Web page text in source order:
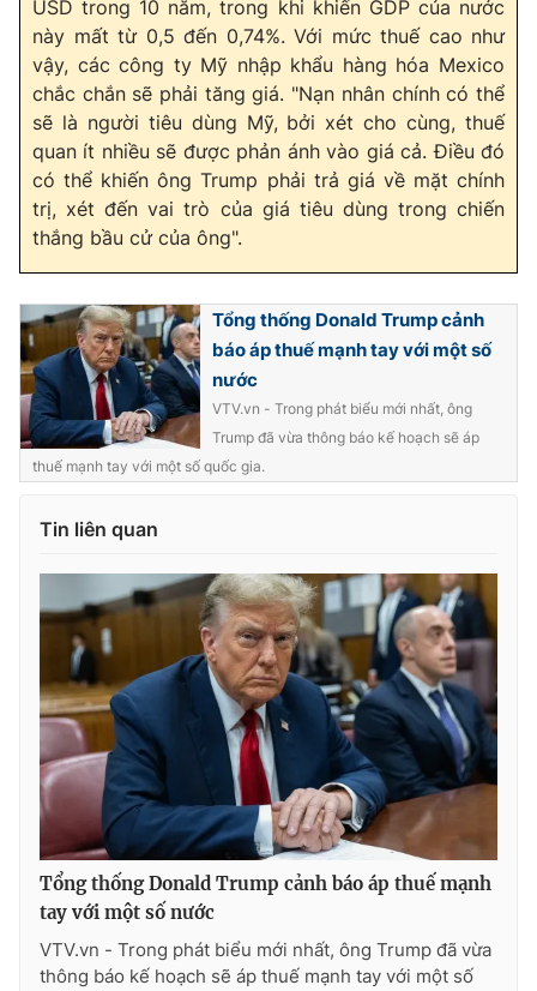
Ðiện thoại Thời báo VTV: 024.66 897 897
Email:
toasoan@vtv.vn
Liên hệ quảng cáo:
024-7300.7108
® Cấm sao chép dưới mọi hình thức nếu không có sự chấp
thuận bằng văn bản. Ghi rõ nguồn VTV.vn khi phát hành lại
thông tin từ website này.
USD trong 10 năm, trong khi khiến GDP của nước
này mất từ ​​0,5 đến 0,74%. Với mức thuế cao như
vậy, các công ty Mỹ nhập khẩu hàng hóa Mexico
chắc chắn sẽ phải tăng giá. "Nạn nhân chính có thể
sẽ là người tiêu dùng Mỹ, bởi xét cho cùng, thuế
quan ít nhiều sẽ được phản ánh vào giá cả. Điều đó
có thể khiến ông Trump phải trả giá về mặt chính
trị, xét đến vai trò của giá tiêu dùng trong chiến
thắng bầu cử của ông".
Tổng thống Donald Trump cảnh
báo áp thuế mạnh tay với một số
nước
VTV.vn - Trong phát biểu mới nhất, ông
Trump đã vừa thông báo kế hoạch sẽ áp
thuế mạnh tay với một số quốc gia.
Tin liên quan
Tổng thống Donald Trump cảnh báo áp thuế mạnh
tay với một số nước
VTV.vn - Trong phát biểu mới nhất, ông Trump đã vừa
thông báo kế hoạch sẽ áp thuế mạnh tay với một số